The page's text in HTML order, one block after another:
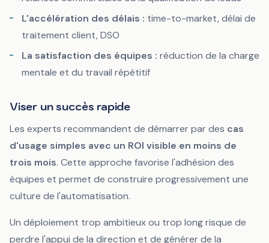
L'accélération des délais : time-to-market, délai de
traitement client, DSO
La satisfaction des équipes : réduction de la charge
mentale et du travail répétitif
Viser un succès rapide
Les experts recommandent de démarrer par des cas
d'usage simples avec un ROI visible en moins de
trois mois. Cette approche favorise l'adhésion des
équipes et permet de construire progressivement une
culture de l'automatisation.
Un déploiement trop ambitieux ou trop long risque de
perdre l'appui de la direction et de générer de la